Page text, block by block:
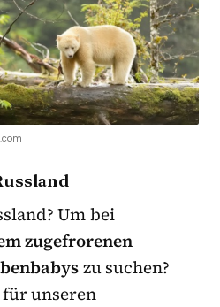
Um bei
zugefrorenen
zu suchen?
für unseren